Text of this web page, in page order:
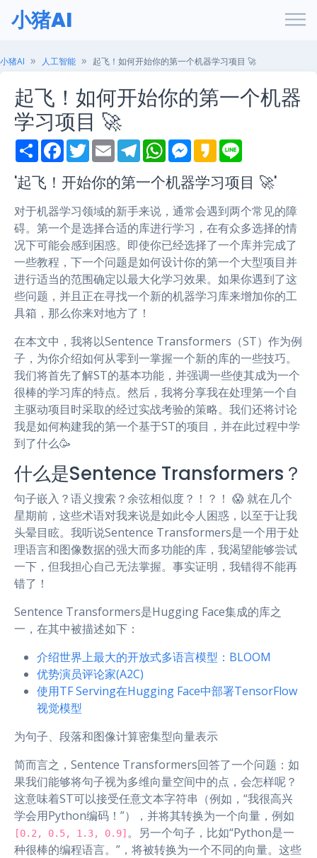
小猪AI
小猪AI 人工智能 起飞！如何开始你的第一个机器学习项目 🚀
起飞！如何开始你的第一个机器
学习项目 🚀
S
h
r
e
F
a
e
b
o
k
T
w
t
t
r
E
m
i
l
T
e
e
a
m
W
h
t
s
p
p
M
e
s
e
g
e
r
K
a
a
o
e
'起飞！开始你的第一个机器学习项目 🚀'
对于机器学习领域的新手来说，通常会遇到两个常见的障
碍。第一个是选择合适的库进行学习，在有众多选择的情
况下可能会感到困惑。即使你已经选择了一个库并完成了
一些教程，下一个问题是如何设计你的第一个大型项目并
进行适当的范围确定以最大化学习效果。如果你遇到了这
些问题，并且正在寻找一个新的机器学习库来增加你的工
具箱，那么你来对地方了！
在本文中，我将以Sentence Transformers（ST）作为例
子，为你介绍如何从零到一掌握一个新的库的一些技巧。
我们将首先了解ST的基本功能，并强调一些使其成为一个
很棒的学习库的特点。然后，我将分享我在处理第一个自
主驱动项目时采取的经过实战考验的策略。我们还将讨论
我是如何构建我的第一个基于ST的项目，并在此过程中学
到了什么🥳
什么是Sentence Transformers？
句子嵌入？语义搜索？余弦相似度？！？！ 😱 就在几个
星期前，这些术语对我来说是如此令人困惑，以至于让我
头晕目眩。我听说Sentence Transformers是一个用于处
理语言和图像数据的强大而多功能的库，我渴望能够尝试
一下，但我担心自己无法掌握。事实证明，我错得不能再
错了！
Sentence Transformers是Hugging Face集成的库之
一，在其中被描述如下：
介绍世界上最大的开放式多语言模型：BLOOM
优势演员评论家(A2C)
使用TF Serving在Hugging Face中部署TensorFlow
视觉模型
为句子、段落和图像计算密集型向量表示
简而言之，Sentence Transformers回答了一个问题：如
果我们能够将句子视为多维向量空间中的点，会怎样呢？
这意味着ST可以接受任意文本字符串（例如，“我很高兴
学会用Python编码！”），并将其转换为一个向量，例如
[0.2, 0.5, 1.3, 0.9] 。另一个句子，比如“Python是一
种很棒的编程语言。”，将被转换为一个不同的向量。这些